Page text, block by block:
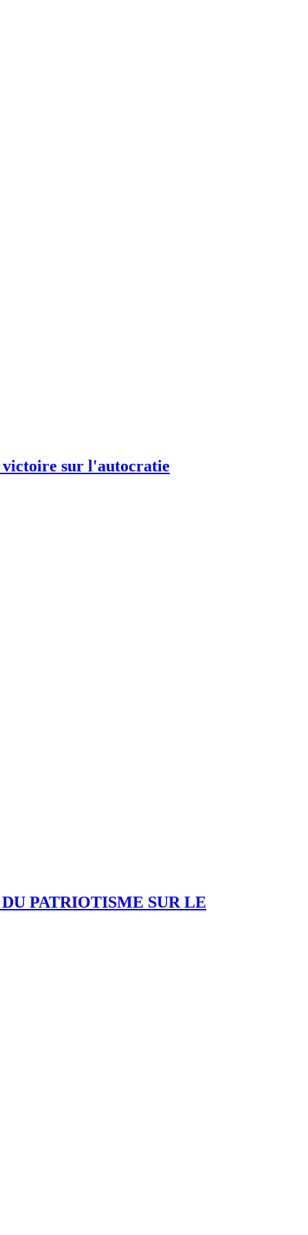
victoire sur l'autocratie
PATRIOTISME SUR LE